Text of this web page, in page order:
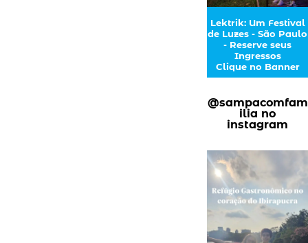
Lektrik: Um Festival
de Luzes - São Paulo
- Reserve seus
Ingressos
Clique no Banner
@sampacomfam
ilia no
instagram